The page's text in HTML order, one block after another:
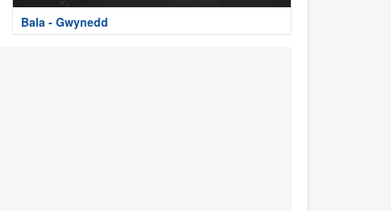
Bala - Gwynedd